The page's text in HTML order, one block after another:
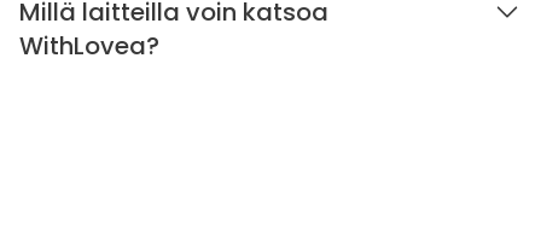
Millä laitteilla voin katsoa
WithLovea?